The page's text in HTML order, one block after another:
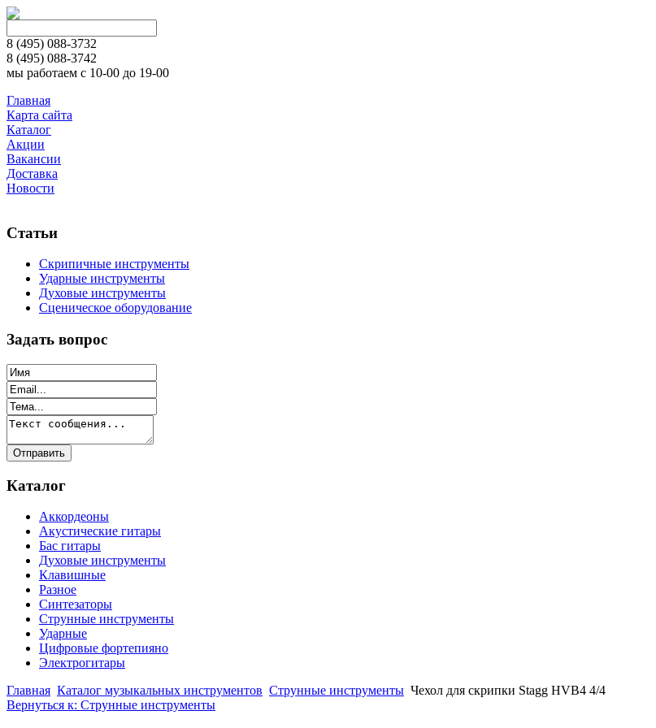
8 (495) 088-3732
8 (495) 088-3742
мы работаем с 10-00 до 19-00
Главная
Карта сайта
Каталог
Акции
Вакансии
Доставка
Новости
Статьи
Скрипичные инструменты
Ударные инструменты
Духовые инструменты
Сценическое оборудование
Задать вопрос
Каталог
Аккордеоны
Акустические гитары
Бас гитары
Духовые инструменты
Клавишные
Разное
Синтезаторы
Струнные инструменты
Ударные
Цифровые фортепияно
Электрогитары
Главная Каталог музыкальных инструментов Струнные инструменты Чехол для скрипки Stagg HVB4 4/4
Вернуться к: Струнные инструменты